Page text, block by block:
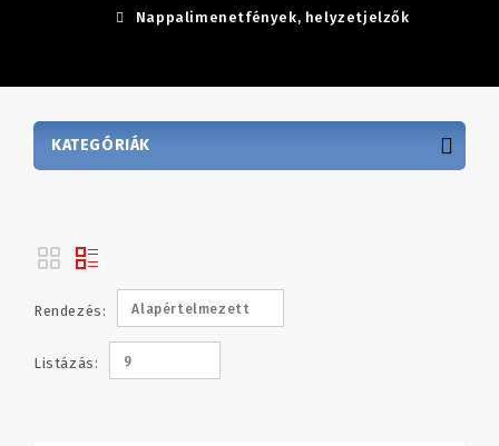
Nappalimenetfények, helyzetjelzők
KATEGÓRIÁK
Rendezés: Alapértelmezett
Listázás: 9